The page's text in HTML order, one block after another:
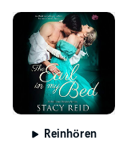
Reinhören